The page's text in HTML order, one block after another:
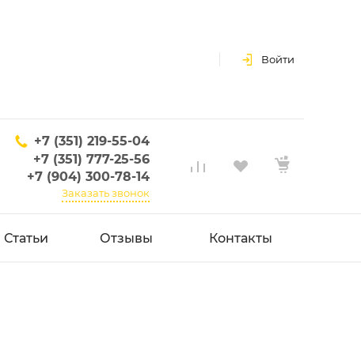
Войти
+7 (351) 219-55-04
+7 (351) 777-25-56
+7 (904) 300-78-14
Заказать звонок
Статьи Отзывы Контакты